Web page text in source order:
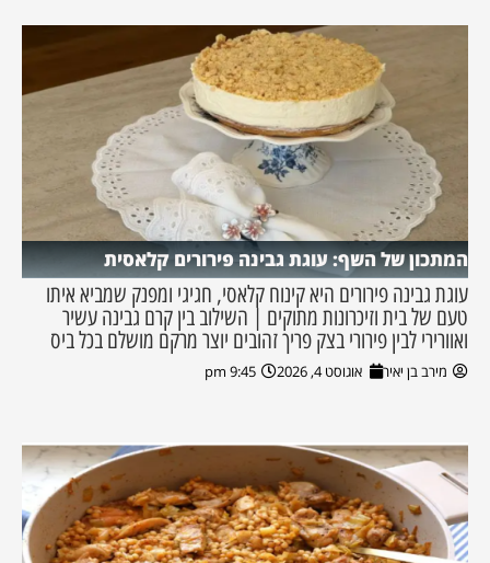
המתכון של השף: עוגת גבינה פירורים קלאסית
עוגת גבינה פירורים היא קינוח קלאסי, חגיגי ומפנק שמביא איתו
טעם של בית וזיכרונות מתוקים | השילוב בין קרם גבינה עשיר
ואוורירי לבין פירורי בצק פריך זהובים יוצר מרקם מושלם בכל ביס
מירב בן יאיר אוגוסט 4, 2026 9:45 pm